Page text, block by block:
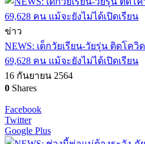
ข่าว
NEWS: เด็กวัยเรียน-วัยรุ่น ติดโค
69,628 คน แม้จะยังไม่ได้เปิดเรียน
16 กันยายน 2564
0 Shares
Facebook
Twitter
Google Plus